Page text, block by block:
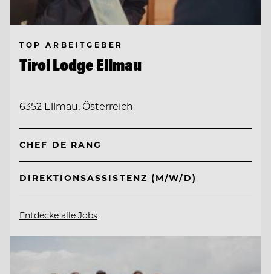
TOP ARBEITGEBER
Tirol Lodge Ellmau
6352 Ellmau, Österreich
CHEF DE RANG
DIREKTIONSASSISTENZ (M/W/D)
Entdecke alle Jobs